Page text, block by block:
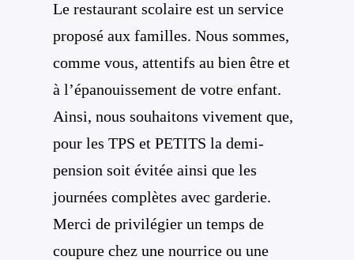
Le restaurant scolaire est un service
proposé aux familles. Nous sommes,
comme vous, attentifs au bien être et
à l’épanouissement de votre enfant.
Ainsi, nous souhaitons vivement que,
pour les TPS et PETITS la demi-
pension soit évitée ainsi que les
journées complètes avec garderie.
Merci de privilégier un temps de
coupure chez une nourrice ou une